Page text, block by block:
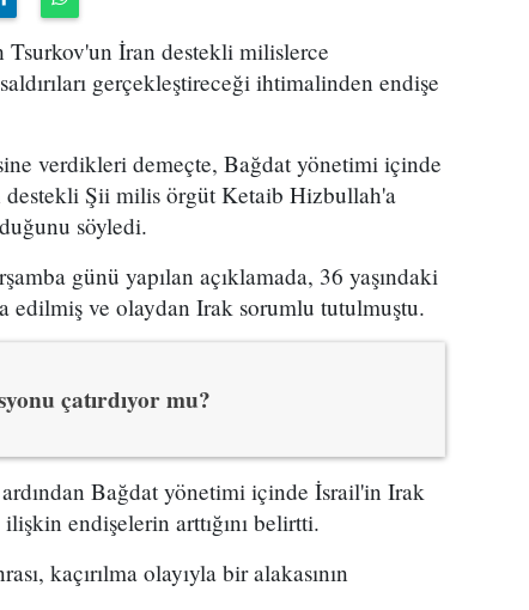
Tsurkov'un İran destekli milislerce
gerçekleştireceği ihtimalinden endişe
verdikleri demeçte, Bağdat yönetimi içinde
destekli Şii milis örgüt Ketaib Hizbullah'a
söyledi.
günü yapılan açıklamada, 36 yaşındaki
edilmiş ve olaydan Irak sorumlu tutulmuştu.
çatırdıyor mu?
Bağdat yönetimi içinde İsrail'in Irak
endişelerin arttığını belirtti.
kaçırılma olayıyla bir alakasının